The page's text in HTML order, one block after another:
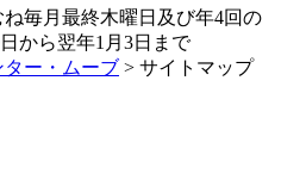
毎月最終木曜日及び年4回の
から翌年1月3日まで
ー・ムーブ > サイトマップ